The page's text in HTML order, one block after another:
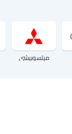
ميتسوبيشي